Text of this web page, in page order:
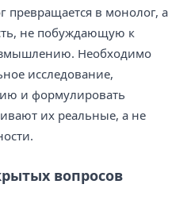
превращается в монолог, а
не побуждающую к
Необходимо
исследование,
и формулировать
их реальные, а не
вопросов